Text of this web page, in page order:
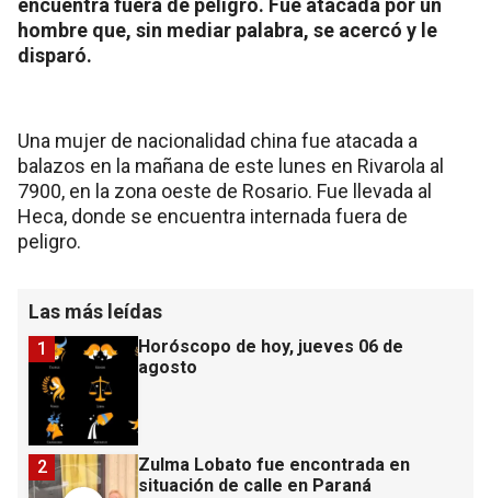
encuentra fuera de peligro. Fue atacada por un
hombre que, sin mediar palabra, se acercó y le
disparó.
Una mujer de nacionalidad china fue atacada a
balazos en la mañana de este lunes en Rivarola al
7900, en la zona oeste de Rosario. Fue llevada al
Heca, donde se encuentra internada fuera de
peligro.
Las más leídas
Horóscopo de hoy, jueves 06 de
agosto
1
Zulma Lobato fue encontrada en
situación de calle en Paraná
2